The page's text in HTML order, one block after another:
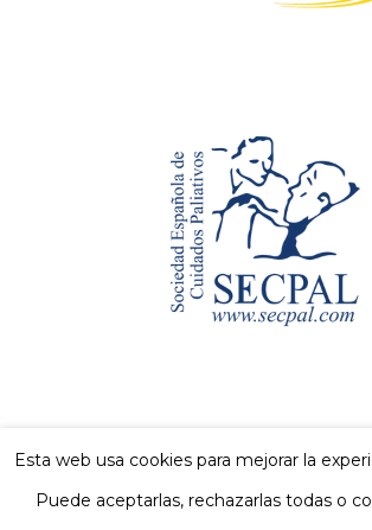
Esta web usa cookies para mejorar la
Puede aceptarlas, rechazarlas todas o